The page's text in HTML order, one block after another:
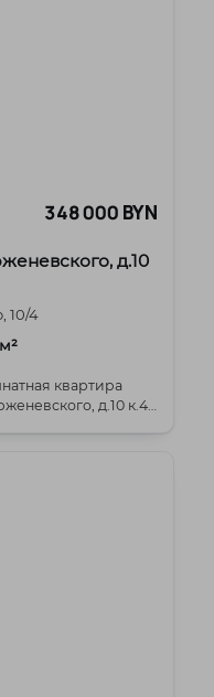
348 000 BYN
д.10
10/4
квартира
д.10 к.4